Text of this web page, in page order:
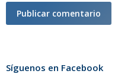
Publicar comentario
Síguenos en Facebook